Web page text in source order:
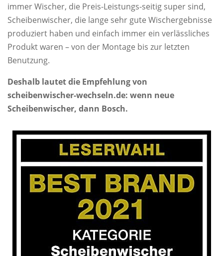
immer Wischer, die Preis-Leistungs-seitig super sind,
Scheibenwischer, die lange sehr gute Wischergebnisse
produziert haben und einfach immer ein verlässliches
Produkt waren – von der Montage bis zur letzten
Benutzung.
Deshalb lautet die Empfehlung von
scheibenwischer-wechseln.de: wenn neue
Scheibenwischer, dann Bosch.